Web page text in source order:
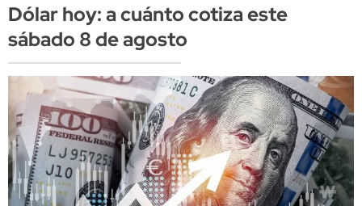
Dólar hoy: a cuánto cotiza este
sábado 8 de agosto